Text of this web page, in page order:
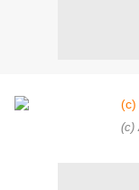
(c)